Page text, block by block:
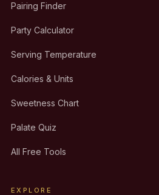
Pairing Finder
Party Calculator
Serving Temperature
Calories & Units
Sweetness Chart
Palate Quiz
All Free Tools
EXPLORE